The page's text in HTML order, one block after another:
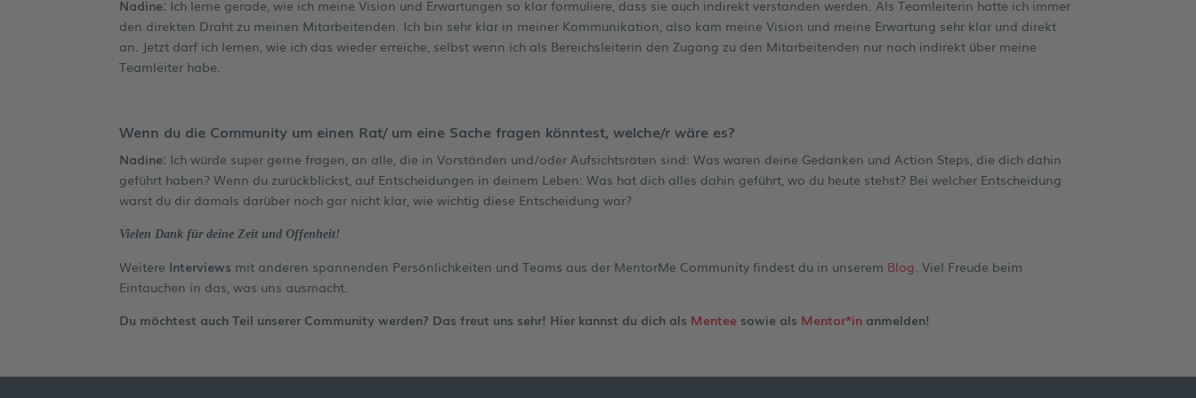
Nadine: Ich lerne gerade, wie ich meine Vision und Erwartungen so klar formuliere, dass sie auch indirekt verstanden werden. Als Teamleiterin hatte ich immer
den direkten Draht zu meinen Mitarbeitenden. Ich bin sehr klar in meiner Kommunikation, also kam meine Vision und meine Erwartung sehr klar und direkt
an. Jetzt darf ich lernen, wie ich das wieder erreiche, selbst wenn ich als Bereichsleiterin den Zugang zu den Mitarbeitenden nur noch indirekt über meine
Teamleiter habe.
Wenn du die Community um einen Rat/ um eine Sache fragen könntest, welche/r wäre es?
Nadine: Ich würde super gerne fragen, an alle, die in Vorständen und/oder Aufsichtsräten sind: Was waren deine Gedanken und Action Steps, die dich dahin
geführt haben? Wenn du zurückblickst, auf Entscheidungen in deinem Leben: Was hat dich alles dahin geführt, wo du heute stehst? Bei welcher Entscheidung
warst du dir damals darüber noch gar nicht klar, wie wichtig diese Entscheidung war?
Vielen Dank für deine Zeit und Offenheit!
Weitere Interviews mit anderen spannenden Persönlichkeiten und Teams aus der MentorMe Community findest du in unserem Blog . Viel Freude beim
Eintauchen in das, was uns ausmacht.
Du möchtest auch Teil unserer Community werden? Das freut uns sehr! Hier kannst du dich als Mentee sowie als Mentor*in anmelden!